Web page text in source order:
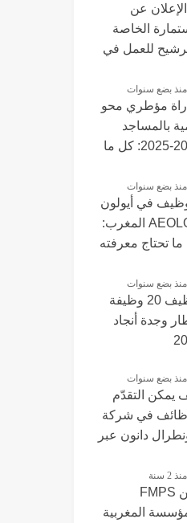
على فرص
فيها.
عن
الخاصة
للعمل في
المتوسط
Tanger Med
منذ بضع سنوات
مؤطري محو
بالمساجد
2024-2025: كل ما
منذ بضع سنوات
في أيولون
AEOLON المغرب:
تحتاج معرفته
منذ بضع سنوات
توظيف 20 وظيفة
وجدة أنجاد
منذ بضع سنوات
يمكن التقدّم
في شركة
دانون عبر
فرص عمل لدى
الشركة الريادية
منذ 2 سنة
تعلن FMPS
المغربية